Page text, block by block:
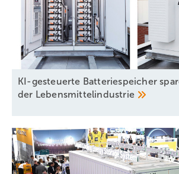
KI-gesteuerte Batteriespeicher
der Lebensmittelindustrie